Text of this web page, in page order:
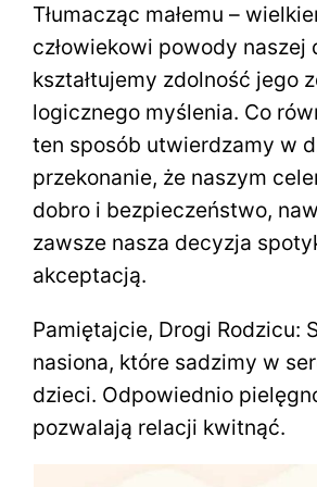
Tłumacząc małemu –
człowiekowi powody naszej
kształtujemy zdolność jego
logicznego myślenia. Co
ten sposób utwierdzamy w
przekonanie, że naszym
dobro i bezpieczeństwo,
zawsze nasza decyzja
akceptacją.
Pamiętajcie, Drogi Rodzicu:
nasiona, które sadzimy w
dzieci. Odpowiednio
pozwalają relacji kwitnąć.